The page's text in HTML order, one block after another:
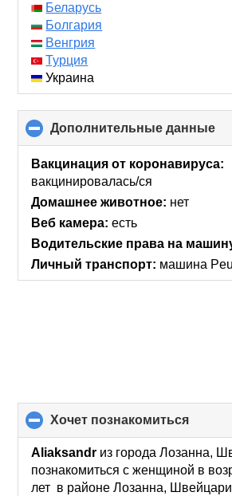
Беларусь
Болгария
Венгрия
Турция
Украина
Дополнительные данные
to
Вакцинация от коронавируса:
вакцинировалась/ся
Домашнее животное: нет
Веб камера: есть
Водительские права на
Личный транспорт: машина
хочет познакомиться
to
Aliaksandr из города Лозанна,
познакомиться с женщиной в
лет в районе Лозанна,